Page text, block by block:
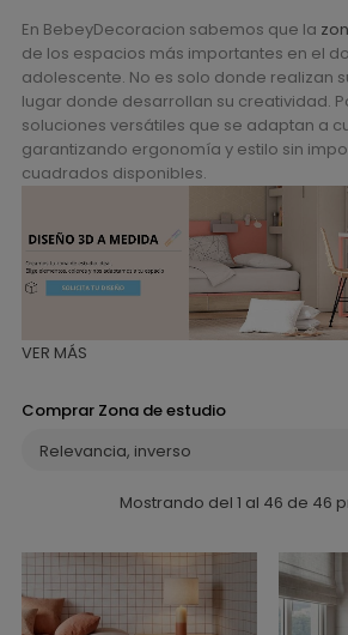
En BebeyDecoracion sabemos que la
de los espacios más importantes en el
adolescente. No es solo donde realizan
lugar donde desarrollan su creatividad.
soluciones versátiles que se adaptan a
garantizando ergonomía y estilo sin
cuadrados disponibles.
VER MÁS
Comprar Zona de estudio
Relevancia, inverso
Mostrando del 1 al 46 de 46